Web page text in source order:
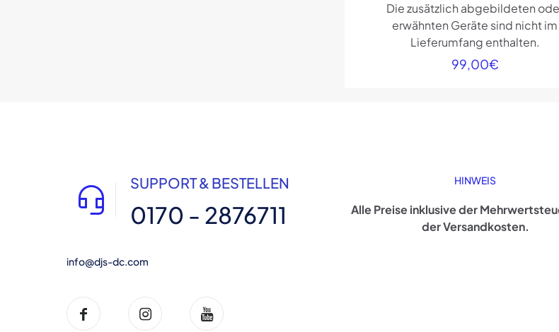
Mail*
Die zusätzlich abgebildeten
erwähnten Geräte sind nicht im
Lieferumfang enthalten.
99,00€
SUPPORT & BESTELLEN
0170 - 2876711
info@djs-dc.com
HINWEIS
Alle Preise inklusive der
der Versandkosten.